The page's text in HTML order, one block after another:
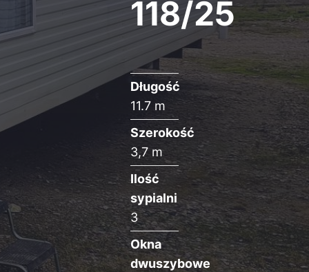
118/25
Długość
11.7 m
Szerokość
3,7 m
Ilość
sypialni
3
Okna
dwuszybowe